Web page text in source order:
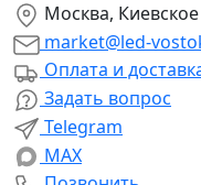
Москва,
market@led-
Оплата и
Задать вопрос
Telegram
MAX